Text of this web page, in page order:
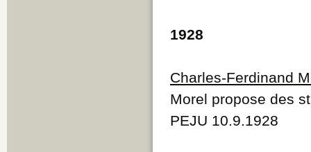
1928
Charles-Ferdinand
Morel propose des
PEJU 10.9.1928